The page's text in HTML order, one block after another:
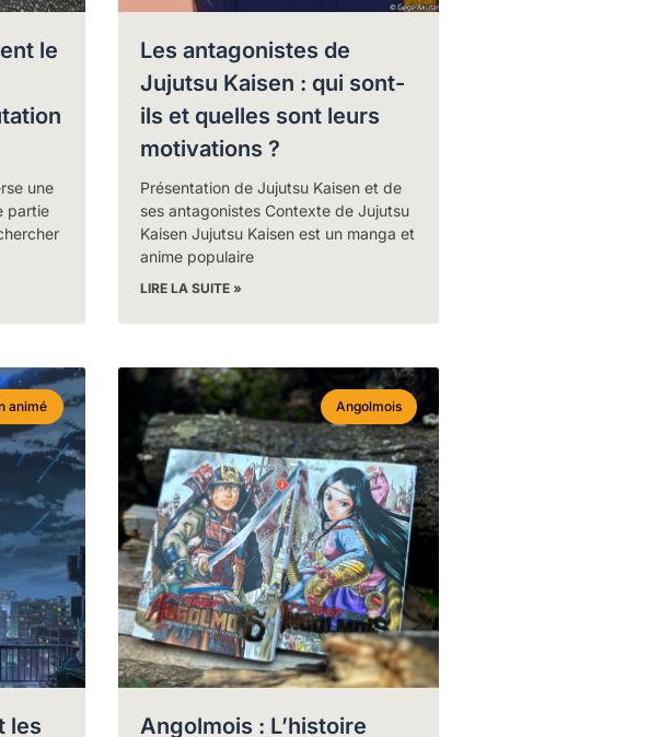
le
une
partie
Les antagonistes de
Jujutsu Kaisen : qui sont-
ils et quelles sont leurs
motivations ?
Présentation de Jujutsu Kaisen et de
ses antagonistes Contexte de Jujutsu
Kaisen Jujutsu Kaisen est un manga et
anime populaire
LIRE LA SUITE »
animé
les
Angolmois
Angolmois : L’histoire